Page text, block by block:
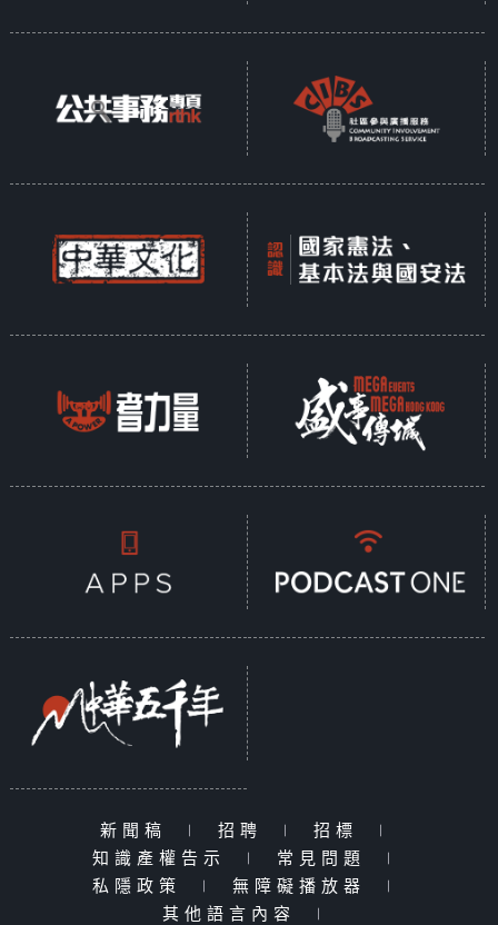
新聞稿 | 招聘 | 招標
|
知識產權告示
| 常見問題
|
私隱政策
| 無障礙播放器
|
其他語言內容
|